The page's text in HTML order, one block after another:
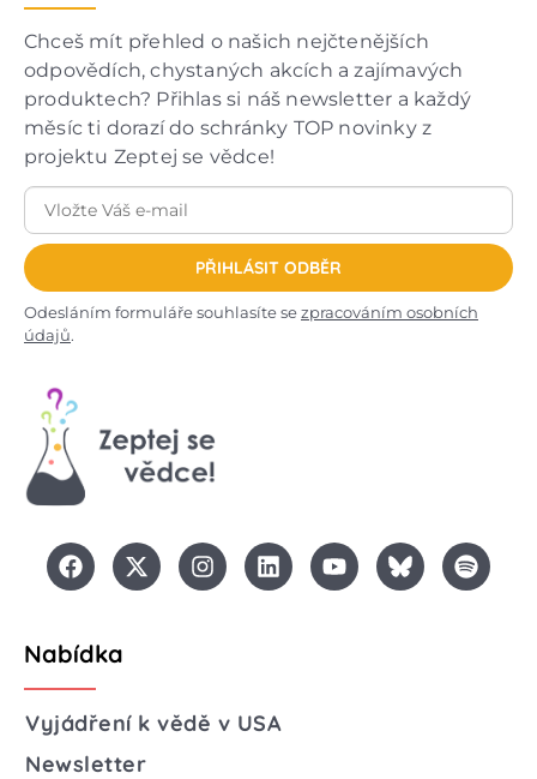
Chceš mít přehled o našich nejčtenějších
odpovědích, chystaných akcích a zajímavých
produktech? Přihlas si náš newsletter a každý
měsíc ti dorazí do schránky TOP novinky z
projektu Zeptej se vědce!
PŘIHLÁSIT ODBĚR
Odesláním formuláře souhlasíte sezpracováním osobních
údajů.
Nabídka
Vyjádření k vědě v USA
Newsletter